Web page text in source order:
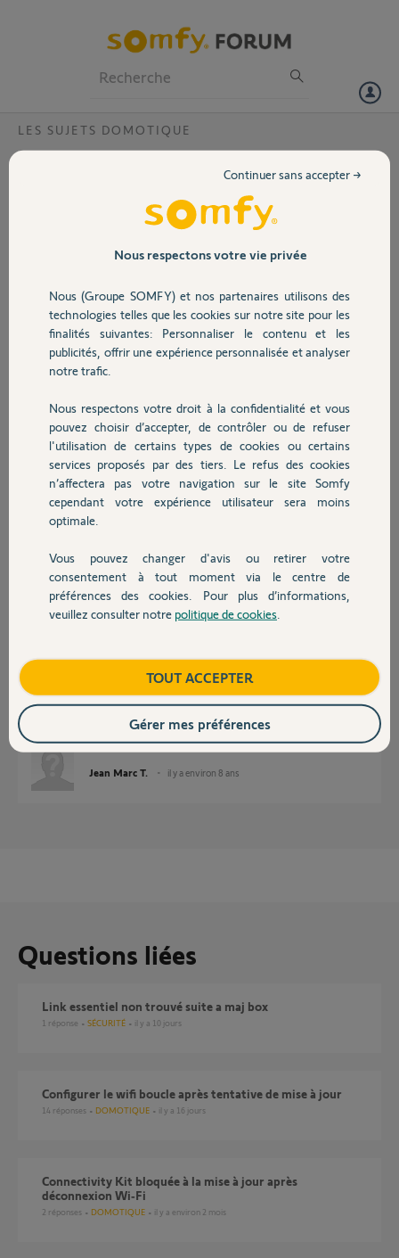
Volet
Sécurité
Domotique
Chauffage
Autres produits
Devis avec un pro
Contact
LES SUJETS DOMOTIQUE
Je constate un souci avec l'application Tahoma sur Android, tout
semble grisé et le @ n'est pas vert mais barré en rouge comme si la
connexion n'était pas correcte.
En espérant qu'un Yellow puisse m'aider. Merci
Jean Marc T.
Participer au fil de discussion
Réponses
Bonjour Jean-Marc,
Pouvez-vous me communiquer le PIN de votre Tahoma s'il vous plaît?
C est bon j ai pu résoudre le problème.
Je l ai redémarrée et cela fonctionne.
Jean Marc T. il y a environ 8 ans
Questions liées
Link essentiel non trouvé suite a maj box
1 réponse SÉCURITÉ il y a 10 jours
Configurer le wifi boucle après tentative de mise à jour
14 réponses DOMOTIQUE il y a 16 jours
Connectivity Kit bloquée à la mise à jour après
déconnexion Wi‑Fi
2 réponses DOMOTIQUE il y a environ 2 mois
Nous respectons votre vie privée
Nous (Groupe SOMFY) et nos partenaires utilisons des
technologies telles que les cookies sur notre site pour les
finalités suivantes: Personnaliser le contenu et les
publicités, offrir une expérience personnalisée et analyser
notre trafic.
Nous respectons votre droit à la confidentialité et vous
pouvez choisir d’accepter, de contrôler ou de refuser
l'utilisation de certains types de cookies ou certains
services proposés par des tiers. Le refus des cookies
n’affectera pas votre navigation sur le site Somfy
cependant votre expérience utilisateur sera moins
optimale.
Vous pouvez changer d'avis ou retirer votre
consentement à tout moment via le centre de
préférences des cookies. Pour plus d’informations,
veuillez consulter notre politique de cookies
Continuer sans accepter →
TOUT ACCEPTER
Gérer mes préférences